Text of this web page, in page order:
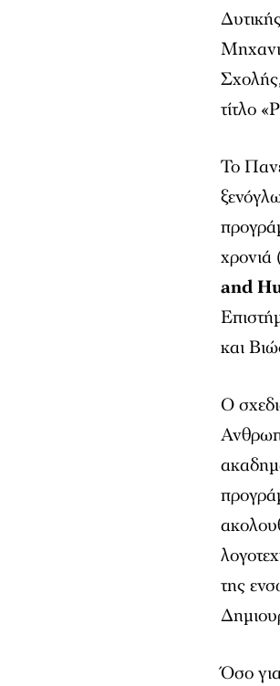
τίτλο
Το
χρονιά
and
και
Ο
της
Όσο